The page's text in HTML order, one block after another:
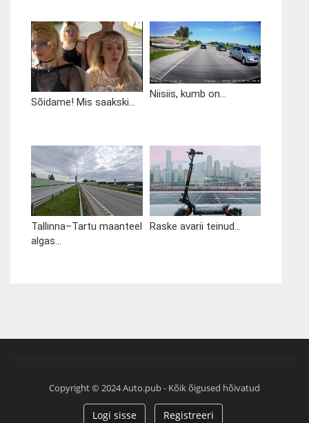
Sõidame! Mis saakski...
Niisiis, kumb on...
Tallinna–Tartu maanteel
algas...
Raske avarii teinud...
Copyright © 2024 Auto.pub - Kõik õigused hõivatud
Logi sisse Registreeri